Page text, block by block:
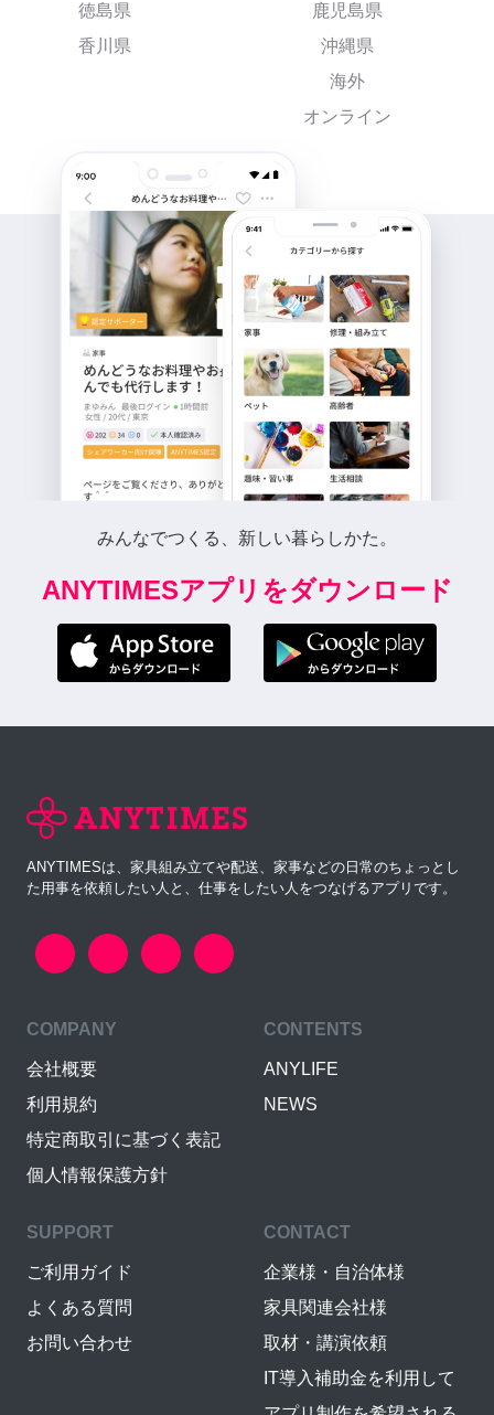
徳島県
香川県
鹿児島県
沖縄県
海外
オンライン
みんなでつくる、新しい暮らしかた。
ANYTIMESアプリをダウンロード
ANYTIMESは、家具組み立てや配送、家事などの日常のちょっとし
た用事を依頼したい人と、仕事をしたい人をつなげるアプリです。
COMPANY
会社概要
利用規約
特定商取引に基づく表記
個人情報保護方針
CONTENTS
ANYLIFE
NEWS
SUPPORT
ご利用ガイド
よくある質問
お問い合わせ
CONTACT
企業様・自治体様
家具関連会社様
取材・講演依頼
IT導入補助金を利用して